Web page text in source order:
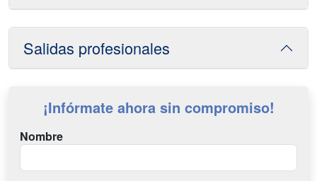
Salidas profesionales
¡Infórmate ahora sin compromiso!
Nombre